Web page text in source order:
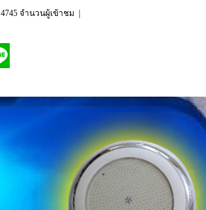
4745 จำนวนผู้เข้าชม